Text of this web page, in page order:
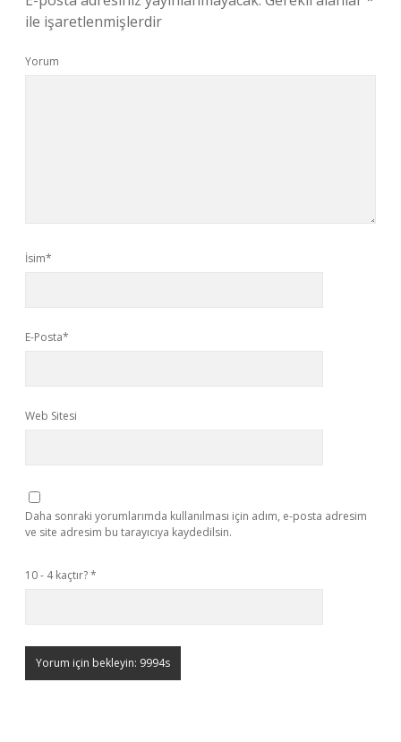
ile işaretlenmişlerdir
Yorum
İsim*
E-Posta*
Web Sitesi
Daha sonraki yorumlarımda kullanılması için adım, e-posta adresim
ve site adresim bu tarayıcıya kaydedilsin.
10 - 4 kaçtır?*